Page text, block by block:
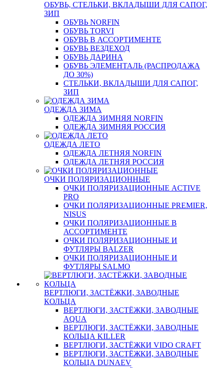
ОБУВЬ, СТЕЛЬКИ, ВКЛАДЫШИ ДЛЯ САПОГ,
ЗИП
ОБУВЬ NORFIN
ОБУВЬ TORVI
ОБУВЬ В АССОРТИМЕНТЕ
ОБУВЬ ВЕЗДЕХОД
ОБУВЬ ДАРИНА
ОБУВЬ ЭЛЕМЕНТАЛЬ (РАСПРОДАЖА
ДО 30%)
СТЕЛЬКИ, ВКЛАДЫШИ ДЛЯ САПОГ,
ЗИП
ОДЕЖДА ЗИМА
ОДЕЖДА ЗИМНЯЯ NORFIN
ОДЕЖДА ЗИМНЯЯ РОССИЯ
ОДЕЖДА ЛЕТО
ОДЕЖДА ЛЕТНЯЯ NORFIN
ОДЕЖДА ЛЕТНЯЯ РОССИЯ
ОЧКИ ПОЛЯРИЗАЦИОННЫЕ
ОЧКИ ПОЛЯРИЗАЦИОННЫЕ ACTIVE
PRO
ОЧКИ ПОЛЯРИЗАЦИОННЫЕ PREMIER,
NISUS
ОЧКИ ПОЛЯРИЗАЦИОННЫЕ В
АССОРТИМЕНТЕ
ОЧКИ ПОЛЯРИЗАЦИОННЫЕ И
ФУТЛЯРЫ BALZER
ОЧКИ ПОЛЯРИЗАЦИОННЫЕ И
ФУТЛЯРЫ SALMO
ВЕРТЛЮГИ, ЗАСТЁЖКИ, ЗАВОДНЫЕ
КОЛЬЦА
ВЕРТЛЮГИ, ЗАСТЁЖКИ, ЗАВОДНЫЕ
AQUA
ВЕРТЛЮГИ, ЗАСТЁЖКИ, ЗАВОДНЫЕ
КОЛЬЦА KILLER
ВЕРТЛЮГИ, ЗАСТЁЖКИ VIDO CRAFT
ВЕРТЛЮГИ, ЗАСТЁЖКИ, ЗАВОДНЫЕ
КОЛЬЦА DUNAEV